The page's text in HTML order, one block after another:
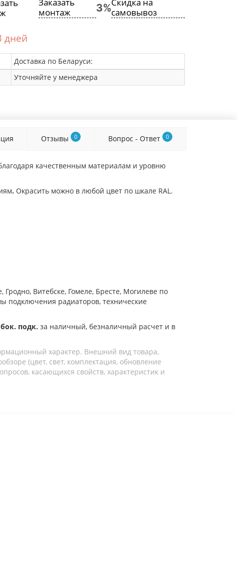
монтаж
самовывоз
дней
Доставка по Беларуси:
Уточняйте у менеджера
Отзывы 0 Вопрос - Ответ 0
качественным материалам и уровню
. Окрасить можно в любой цвет по шкале RAL.
Гродно, Витебске, Гомеле, Бресте, Могилеве по
подключения радиаторов, технические
подк. за наличный, безналичный расчет и в
характер. Внешний вид товара,
(цвет, свет, комплектация, обновление
касающихся свойств, характеристик и